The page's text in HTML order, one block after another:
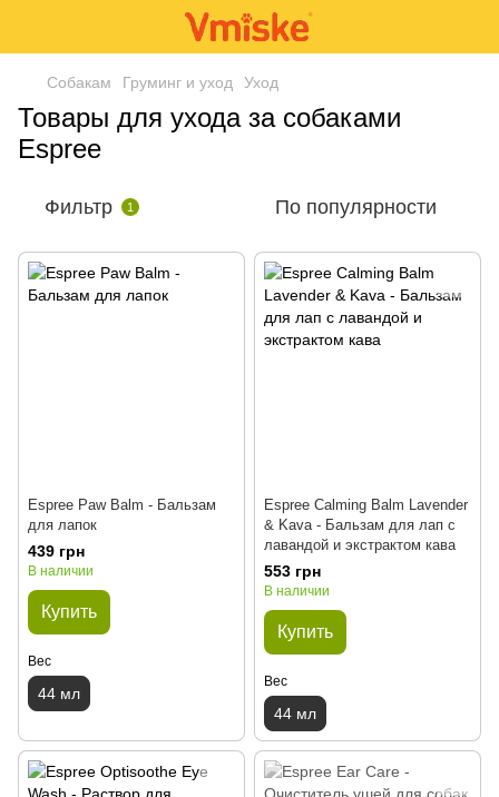
Собакам Груминг и уход Уход
Товары для ухода за собаками
Espree
Фильтр 1 По популярности
Espree Paw Balm - Бальзам
для лапок
439 грн
В наличии
Купить
Вес
44 мл
Espree Calming Balm Lavender
& Kava - Бальзам для лап с
лавандой и экстрактом кава
553 грн
В наличии
Купить
Вес
44 мл